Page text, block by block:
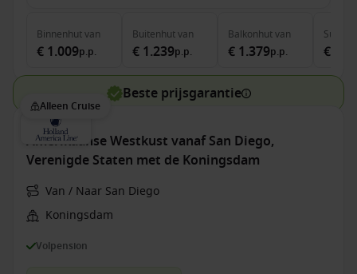
Binnenhutvan
€ 1.009p.p.
Buitenhutvan
€ 1.239p.p.
Balkonhutvan
€ 1.379p.p.
Suite
€
Beste prijsgarantie
Alleen Cruise
Amerikaanse Westkust vanaf San Diego,
Verenigde Staten met de Koningsdam
Van / Naar San Diego
Koningsdam
Volpension